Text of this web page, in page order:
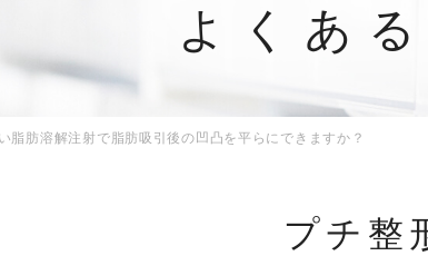
よくあ
脂肪溶解注射で脂肪吸引後の凹凸を平らにできますか？
プチ整